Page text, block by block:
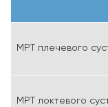
МРТ плечевого
МРТ локтевого